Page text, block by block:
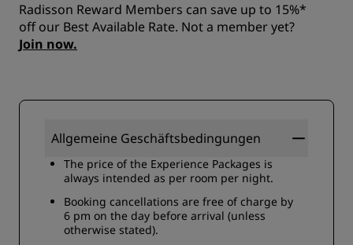
Radisson Reward Members can save up to 15%*
off our Best Available Rate. Not a member yet?
Join now.
Allgemeine Geschäftsbedingungen
The price of the Experience Packages is
always intended as per room per night.
Booking cancellations are free of charge by
6 pm on the day before arrival (unless
otherwise stated).